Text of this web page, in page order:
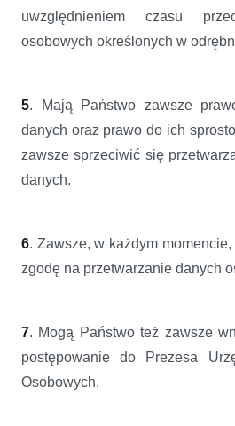
uwzględnieniem czasu
osobowych określonych w
5. Mają Państwo zawsze
danych oraz prawo do ich
zawsze sprzeciwić się
danych.
6. Zawsze, w każdym
zgodę na przetwarzanie danych
7. Mogą Państwo też zawsze
postępowanie do Prezesa
Osobowych.